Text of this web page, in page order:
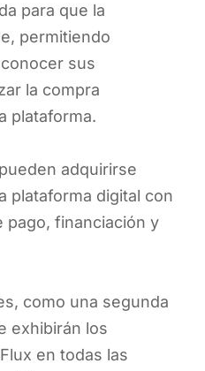
para que la
permitiendo
sus
la compra
plataforma.
adquirirse
plataforma digital con
pago, financiación y
como una segunda
exhibirán los
en todas las